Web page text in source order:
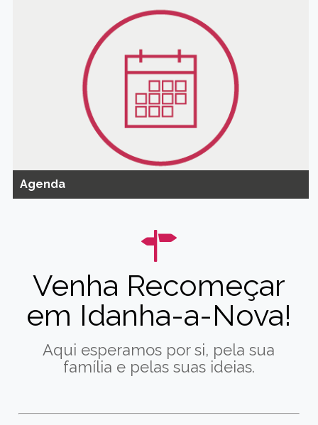
Agenda
Venha Recomeçar
em Idanha-a-Nova!
Aqui esperamos por si, pela sua
família e pelas suas ideias.